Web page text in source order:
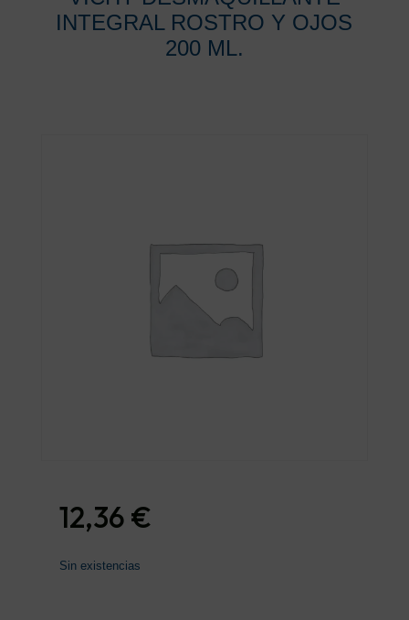
INTEGRAL ROSTRO Y OJOS
200 ML.
12,36 €
Sin existencias